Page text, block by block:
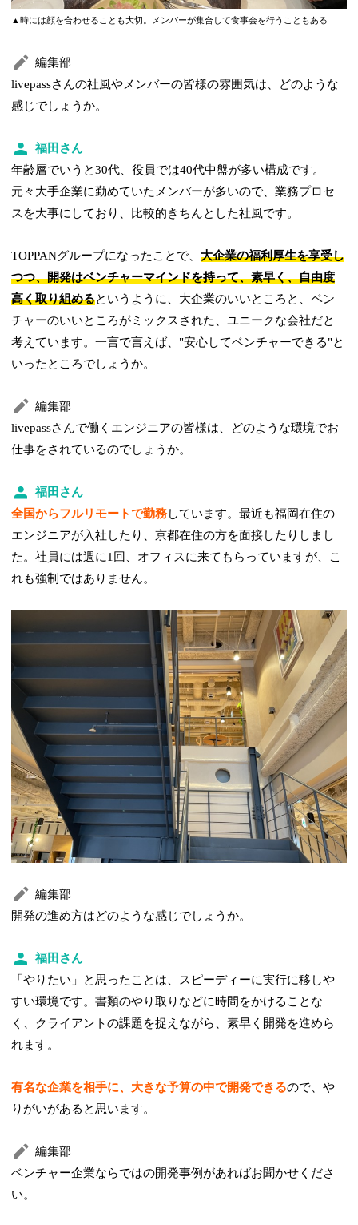
▲時には顔を合わせることも大切。メンバーが集合して食事会を行うこともある
編集部
livepassさんの社風やメンバーの皆様の雰囲気は、どのような
感じでしょうか。
福田さん
年齢層でいうと30代、役員では40代中盤が多い構成です。
元々大手企業に勤めていたメンバーが多いので、業務プロセ
スを大事にしており、比較的きちんとした社風です。
TOPPANグループになったことで、大企業の福利厚生を享受し
つつ、開発はベンチャーマインドを持って、素早く、自由度
高く取り組めるというように、大企業のいいところと、ベン
チャーのいいところがミックスされた、ユニークな会社だと
考えています。一言で言えば、"安心してベンチャーできる"と
いったところでしょうか。
編集部
livepassさんで働くエンジニアの皆様は、どのような環境でお
仕事をされているのでしょうか。
福田さん
全国からフルリモートで勤務しています。最近も福岡在住の
エンジニアが入社したり、京都在住の方を面接したりしまし
た。社員には週に1回、オフィスに来てもらっていますが、こ
れも強制ではありません。
編集部
開発の進め方はどのような感じでしょうか。
福田さん
「やりたい」と思ったことは、スピーディーに実行に移しや
すい環境です。書類のやり取りなどに時間をかけることな
く、クライアントの課題を捉えながら、素早く開発を進めら
れます。
有名な企業を相手に、大きな予算の中で開発できるので、や
りがいがあると思います。
編集部
ベンチャー企業ならではの開発事例があればお聞かせくださ
い。